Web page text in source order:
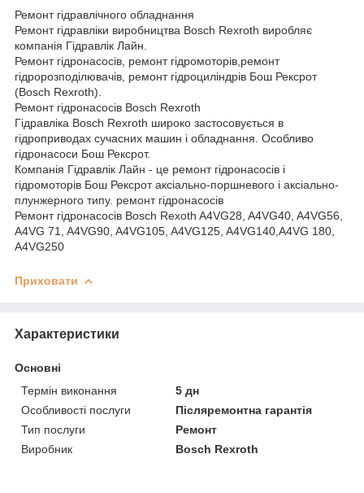
Ремонт гідравлічного обладнання
Ремонт гідравліки виробництва Bosch Rexroth виробляє
компанія Гідравлік Лайн.
Ремонт гідронасосів, ремонт гідромоторів,ремонт
гідророзподілювачів, ремонт гідроциліндрів Бош Рексрот
(Bosch Rexroth).
Ремонт гідронасосів Bosch Rexroth
Гідравліка Bosch Rexroth широко застосовується в
гідроприводах сучасних машин і обладнання. Особливо
гідронасоси Бош Рексрот.
Компанія Гідравлік Лайн - це ремонт гідронасосів і
гідромоторів Бош Рексрот аксіально-поршневого і аксіально-
плунжерного типу. ремонт гідронасосів
Ремонт гідронасосів Bosch Rexoth A4VG28, A4VG40, A4VG56,
A4VG 71, A4VG90, A4VG105, A4VG125, A4VG140,A4VG 180,
A4VG250
Приховати
Характеристики
Основні
Термін виконання
5 дн
Особливості послуги
Післяремонтна гарантія
Тип послуги
Ремонт
Виробник
Bosch Rexroth